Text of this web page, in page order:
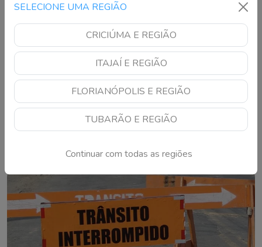
SELECIONE UMA REGIÃO
CRICIÚMA E REGIÃO
ITAJAÍ E REGIÃO
FLORIANÓPOLIS E REGIÃO
TUBARÃO E REGIÃO
Continuar com todas as regiões
Florianópolis vai investir R$ 9,2 milhões para
recuperar ruas em todas as regiões da cidade
de pavimentação asfáltica em bairros da Ilha e da região